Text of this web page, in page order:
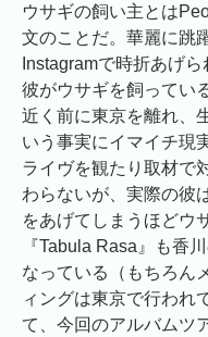
ウサギの飼い主とは
文のことだ。華麗に跳
Instagramで時折あげ
彼がウサギを飼ってい
近く前に東京を離れ、
いう事実にイマイチ現
ライヴを観たり取材で
わらないが、実際の彼
をあげてしまうほどウ
『Tabula Rasa』も香
なっている（もちろん
ィングは東京で行われ
て、今回のアルバムツ